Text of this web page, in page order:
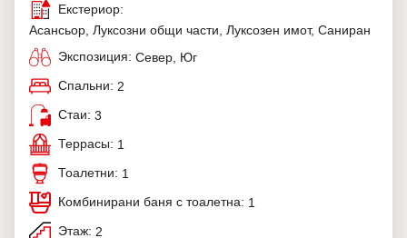
Екстериор:
Асансьор, Луксозни общи части, Луксозен имот, Саниран
Экспозиция: Север, Юг
Спальни: 2
Стаи: 3
Террасы: 1
Тоалетни: 1
Комбинирани баня с тоалетна: 1
Этаж: 2